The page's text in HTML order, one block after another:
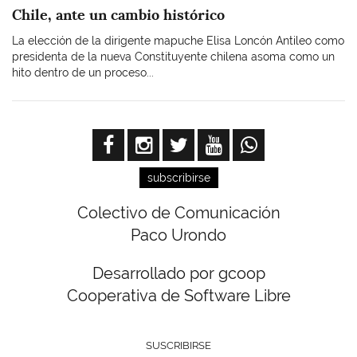
Chile, ante un cambio histórico
La elección de la dirigente mapuche Elisa Loncón Antileo como
presidenta de la nueva Constituyente chilena asoma como un
hito dentro de un proceso...
subscribirse
Colectivo de Comunicación
Paco Urondo
Desarrollado por gcoop
Cooperativa de Software Libre
SUSCRIBIRSE